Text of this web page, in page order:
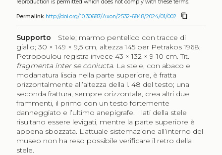
reproduction is permitted which does not comply with these terms.
Permalink http://doi.org/10.30687/Axon/2532-6848/2024/01/002 content_copy
Supporto Stele; marmo pentelico con tracce di
giallo; 30 × 149 × 9,5 cm, altezza 145 per Petrakos 1968;
Petropoulou registra invece 43 × 132 × 9-10 cm. Tit.
fragmenta inter se coniucta. La stele, con abaco e
modanatura liscia nella parte superiore, è fratta
orizzontalmente all’altezza della l. 48 del testo; una
seconda frattura, sempre orizzontale, crea altri due
frammenti, il primo con un testo fortemente
danneggiato e l’ultimo anepigrafe. I lati della stele
risultano essere levigati, mentre la parte superiore è
appena sbozzata. L’attuale sistemazione all’interno del
museo non ha reso possibile verificare il retro della
stele.